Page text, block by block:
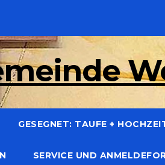
GESEGNET: TAUFE +
SERVICE UND